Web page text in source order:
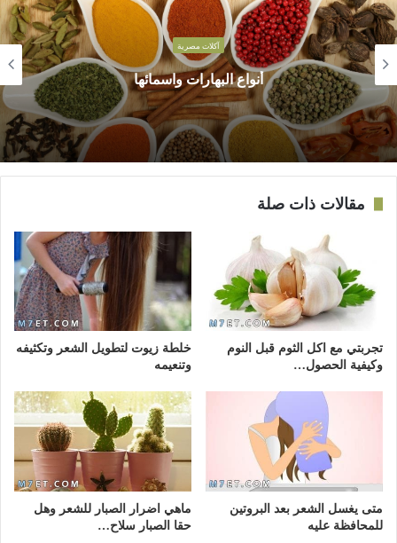
آكلات مصرية
أنواع البهارات واسمائها
مقالات ذات صلة
تجربتي مع اكل الثوم قبل النوم
وكيفية الحصول…
خلطة زيوت لتطويل الشعر وتكثيفه
وتنعيمه
متى يغسل الشعر بعد البروتين
للمحافظة عليه
ماهي اضرار الصبار للشعر وهل
حقا الصبار سلاح…